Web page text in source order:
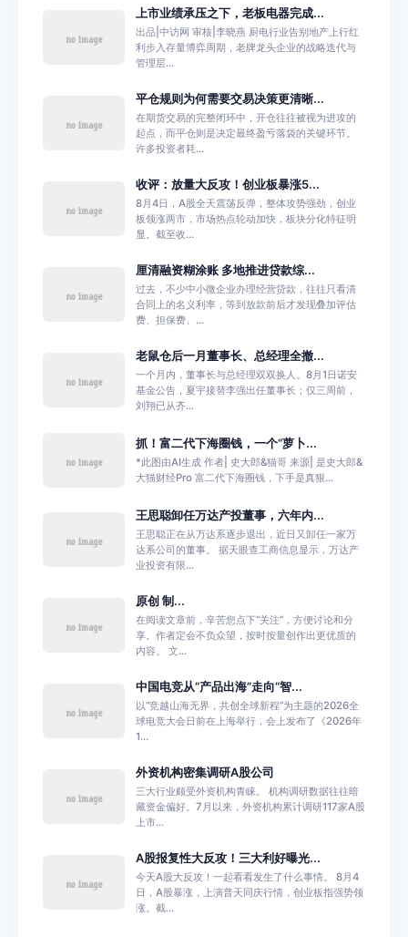
上市业绩承压之下，老板电器完成...
出品|中访网 审核|李晓燕 厨电行业告别地产上行红
利步入存量博弈周期，老牌龙头企业的战略迭代与
管理层...
平仓规则为何需要交易决策更清晰...
在期货交易的完整闭环中，开仓往往被视为进攻的
起点，而平仓则是决定最终盈亏落袋的关键环节。
许多投资者耗...
收评：放量大反攻！创业板暴涨5...
8月4日，A股全天震荡反弹，整体攻势强劲，创业
板领涨两市，市场热点轮动加快，板块分化特征明
显。截至收...
厘清融资糊涂账 多地推进贷款综...
过去，不少中小微企业办理经营贷款，往往只看清
合同上的名义利率，等到放款前后才发现叠加评估
费、担保费、...
老鼠仓后一月董事长、总经理全撤...
一个月内，董事长与总经理双双换人。8月1日诺安
基金公告，夏宇接替李强出任董事长；仅三周前，
刘翔已从齐...
抓！富二代下海圈钱，一个“萝卜...
*此图由AI生成 作者| 史大郎&猫哥 来源| 是史大郎&
大猫财经Pro 富二代下海圈钱，下手是真狠...
王思聪卸任万达产投董事，六年内...
王思聪正在从万达系逐步退出，近日又卸任一家万
达系公司的董事。 据天眼查工商信息显示，万达产
业投资有限...
原创 制...
在阅读文章前，辛苦您点下“关注”，方便讨论和分
享。作者定会不负众望，按时按量创作出更优质的
内容。 文...
中国电竞从“产品出海”走向“智...
以“竞越山海无界，共创全球新程”为主题的2026全
球电竞大会日前在上海举行，会上发布了《2026年
1...
外资机构密集调研A股公司
三大行业颇受外资机构青睐。 机构调研数据往往暗
藏资金偏好。7月以来，外资机构累计调研117家A股
上市...
A股报复性大反攻！三大利好曝光...
今天A股大反攻！一起看看发生了什么事情。 8月4
日，A股暴涨，上演普天同庆行情，创业板指强势领
涨。截...